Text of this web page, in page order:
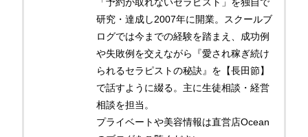
研究・達成し2007年に開業。スクールブ
ログでは今までの経験を踏まえ、成功例
や失敗例を交えながら『愛され稼ぎ続け
られるセラピストの秘訣』を【長田節】
で話すように綴る。主に生徒相談・経営
相談を担当。
プライベートや美容情報は直営店Ocean